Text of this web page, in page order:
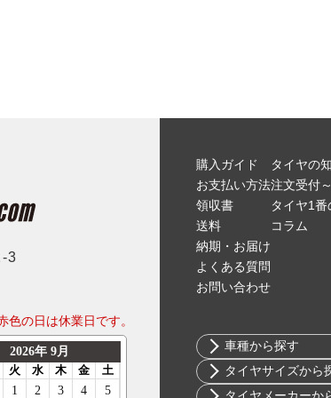
3
色の日は休業日です。
購入ガイド
お支払い方法
領収書
送料
納期・お届け
よくある質問
お問い合わせ
タイヤの
注文受付
タイヤ1
コラム
車種から探す
トヨタ
ニッサン
タイヤサイズから
10インチ